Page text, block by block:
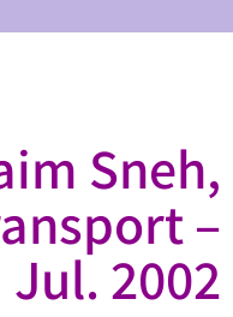
Sneh,
–
Jul. 2002